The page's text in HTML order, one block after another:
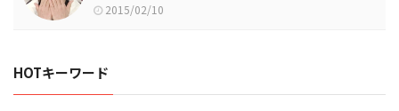
2015/02/10
HOTキーワード